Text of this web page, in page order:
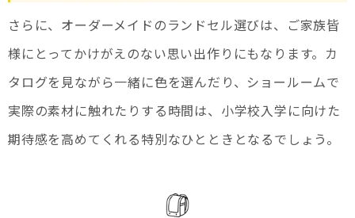
さらに、オーダーメイドのランドセル選びは、ご家族皆
様にとってかけがえのない思い出作りにもなります。カ
タログを見ながら一緒に色を選んだり、ショールームで
実際の素材に触れたりする時間は、小学校入学に向けた
期待感を高めてくれる特別なひとときとなるでしょう。